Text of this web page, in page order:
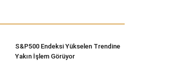
S&P500 Endeksi Yükselen Trendine
Yakın İşlem Görüyor